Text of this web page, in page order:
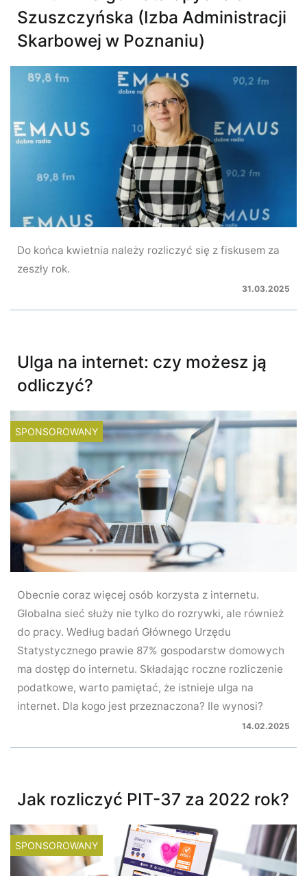
Szuszczyńska (Izba Administracji
Skarbowej w Poznaniu)
Do końca kwietnia należy rozliczyć się z fiskusem za
zeszły rok.
31.03.2025
Ulga na internet: czy możesz ją
odliczyć?
SPONSOROWANY
Obecnie coraz więcej osób korzysta z internetu.
Globalna sieć służy nie tylko do rozrywki, ale również
do pracy. Według badań Głównego Urzędu
Statystycznego prawie 87% gospodarstw domowych
ma dostęp do internetu. Składając roczne rozliczenie
podatkowe, warto pamiętać, że istnieje ulga na
internet. Dla kogo jest przeznaczona? Ile wynosi?
14.02.2025
Jak rozliczyć PIT-37 za 2022 rok?
SPONSOROWANY